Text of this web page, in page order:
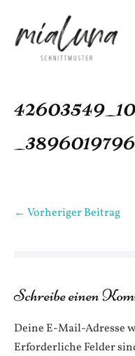
Inhalt
springen
Beitragsnavigation
← Vorheriger Beitrag
Schreibe einen
Deine E-Mail-Adresse
Erforderliche Felder